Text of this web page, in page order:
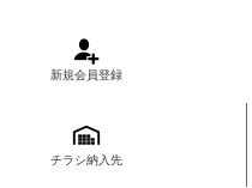
新規会員登録
チラシ納入先